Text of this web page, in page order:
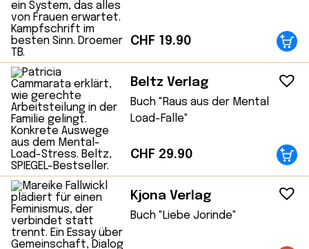
CHF 19.90
Beltz Verlag
Buch "Raus aus der Mental
Load-Falle"
CHF 29.90
Kjona Verlag
Buch "Liebe Jorinde"